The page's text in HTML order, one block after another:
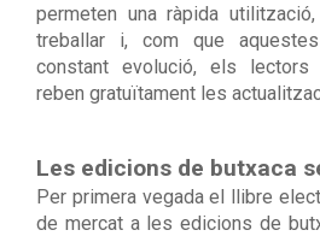
permeten una ràpida
treballar i, com que
constant evolució, els lectors
reben gratuïtament les
Les edicions de butxaca
Per primera vegada el llibre
de mercat a les edicions de